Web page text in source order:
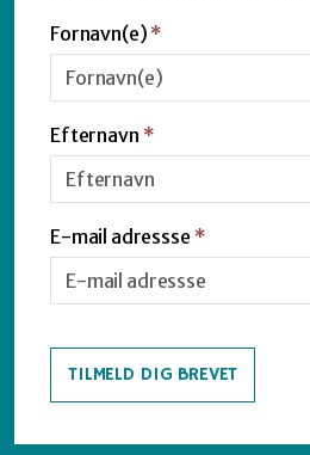
Fornavn(e) *
Efternavn *
E-mail adressse *
TILMELD DIG BREVET